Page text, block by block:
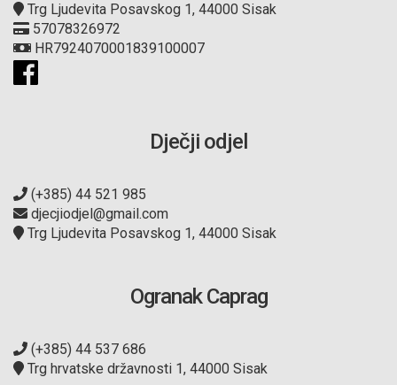
Trg Ljudevita Posavskog 1, 44000 Sisak
57078326972
HR7924070001839100007
Dječji odjel
(+385) 44 521 985
djecjiodjel@gmail.com
Trg Ljudevita Posavskog 1, 44000 Sisak
Ogranak Caprag
(+385) 44 537 686
Trg hrvatske državnosti 1, 44000 Sisak